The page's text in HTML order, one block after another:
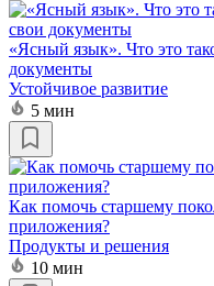
«Ясный язык». Что это
документы
Устойчивое развитие
5 мин
Как помочь старшему
приложения?
Продукты и решения
10 мин